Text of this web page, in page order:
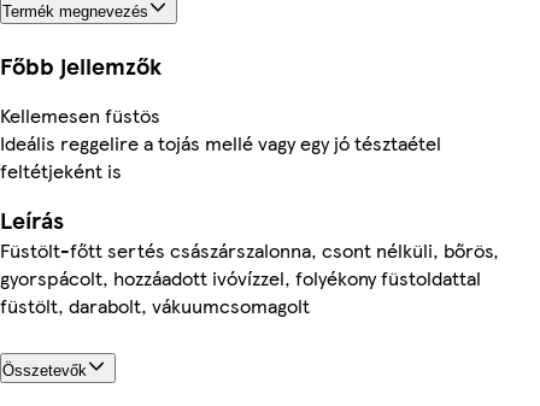
Termék megnevezés
Főbb jellemzők
Kellemesen füstös
Ideális reggelire a tojás mellé vagy egy jó tésztaétel
feltétjeként is
Leírás
Füstölt-főtt sertés császárszalonna, csont nélküli, bőrös,
gyorspácolt, hozzáadott ivóvízzel, folyékony füstoldattal
füstölt, darabolt, vákuumcsomagolt
Összetevők